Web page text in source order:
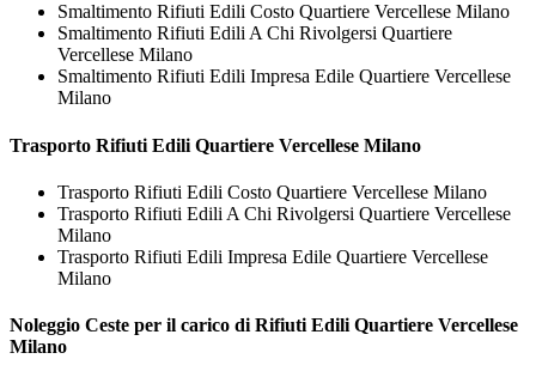
Smaltimento Rifiuti Edili Costo Quartiere Vercellese Milano
Smaltimento Rifiuti Edili A Chi Rivolgersi Quartiere
Vercellese Milano
Smaltimento Rifiuti Edili Impresa Edile Quartiere Vercellese
Milano
Trasporto Rifiuti Edili Quartiere Vercellese Milano
Trasporto Rifiuti Edili Costo Quartiere Vercellese Milano
Trasporto Rifiuti Edili A Chi Rivolgersi Quartiere Vercellese
Milano
Trasporto Rifiuti Edili Impresa Edile Quartiere Vercellese
Milano
Noleggio Ceste per il carico di Rifiuti Edili Quartiere Vercellese
Milano